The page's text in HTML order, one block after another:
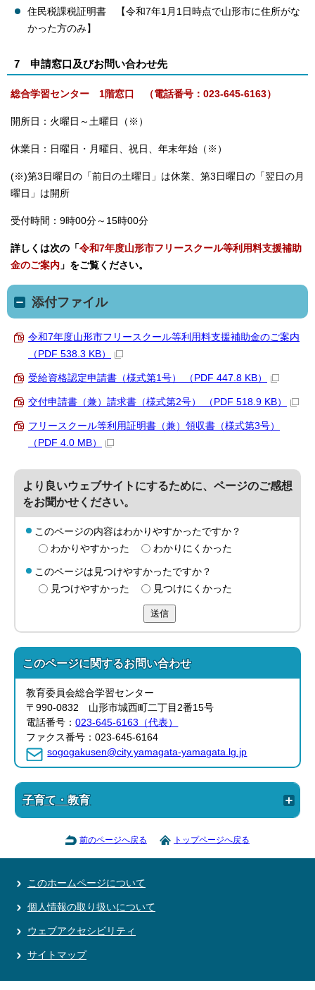
住民税課税証明書 【令和7年1月1日時点で山形市に住所がな
かった方のみ】
7 申請窓口及びお問い合わせ先
総合学習センター 1階窓口 （電話番号：023-645-6163）
開所日：火曜日～土曜日（※）
休業日：日曜日・月曜日、祝日、年末年始（※）
(※)第3日曜日の「前日の土曜日」は休業、第3日曜日の「翌日の月
曜日」は開所
受付時間：9時00分～15時00分
詳しくは次の「 令和7年度山形市フリースクール等利用料支援補助
金のご案内 」をご覧ください。
添付ファイル
令和7年度山形市フリースクール等利用料支援補助金のご案内
（PDF 538.3 KB）
受給資格認定申請書（様式第1号） （PDF 447.8 KB）
交付申請書（兼）請求書（様式第2号） （PDF 518.9 KB）
フリースクール等利用証明書（兼）領収書（様式第3号）
（PDF 4.0 MB）
より良いウェブサイトにするために、ページのご感想
をお聞かせください。
このページの内容はわかりやすかったですか？
わかりやすかった
わかりにくかった
このページは見つけやすかったですか？
見つけやすかった
見つけにくかった
送信
このページに関するお問い合わせ
教育委員会総合学習センター
〒990-0832 山形市城西町二丁目2番15号
電話番号：023-645-6163（代表）
ファクス番号：023-645-6164
sogogakusen@city.yamagata-yamagata.lg.jp
子育て・教育
前のページへ戻る トップページへ戻る
このホームページについて
個人情報の取り扱いについて
ウェブアクセシビリティ
サイトマップ